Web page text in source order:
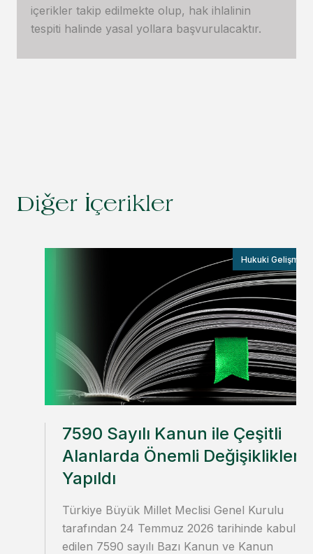
içerikler takip edilmekte olup, hak ihlalinin
tespiti halinde yasal yollara başvurulacaktır.
Diğer İçerikler
Hukuki
7590 Sayılı Kanun ile Çeşitli
Alanlarda Önemli Değişiklikler
Yapıldı
Türkiye Büyük Millet Meclisi Genel Kurulu
tarafından 24 Temmuz 2026 tarihinde kabul
edilen 7590 sayılı Bazı Kanun ve Kanun